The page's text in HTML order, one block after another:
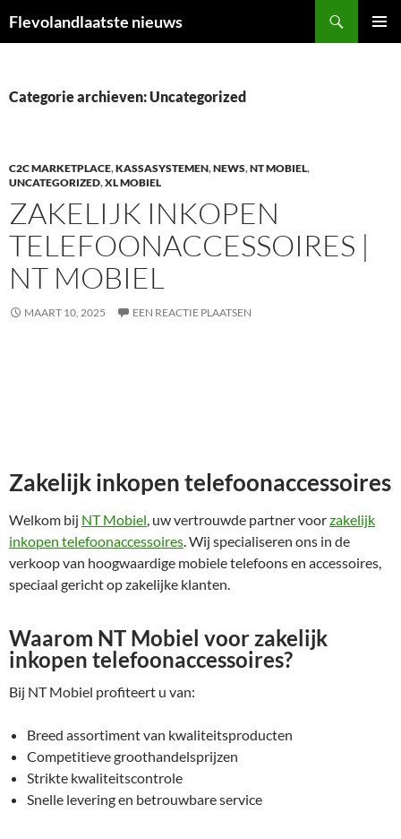
naar
Flevolandlaatste nieuws
Categorie archieven: Uncategorized
C2C MARKETPLACE,KASSASYSTEMEN,NEWS,NT MOBIEL,
UNCATEGORIZED,XL MOBIEL
ZAKELIJK INKOPEN
TELEFOONACCESSOIRES |
NT MOBIEL
MAART 10, 2025 EEN REACTIE PLAATSEN
Zakelijk inkopen telefoonaccessoires
Welkom bij NT Mobiel, uw vertrouwde partner voorzakelijk
inkopen telefoonaccessoires. Wij specialiseren ons in de
verkoop van hoogwaardige mobiele telefoons en accessoires,
speciaal gericht op zakelijke klanten.
Waarom NT Mobiel voor zakelijk
inkopen telefoonaccessoires?
Bij NT Mobiel profiteert u van:
Breed assortiment van kwaliteitsproducten
Competitieve groothandelsprijzen
Strikte kwaliteitscontrole
Snelle levering en betrouwbare service